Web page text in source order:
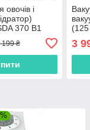
і
370 B1
таймер
199 ₴ 3